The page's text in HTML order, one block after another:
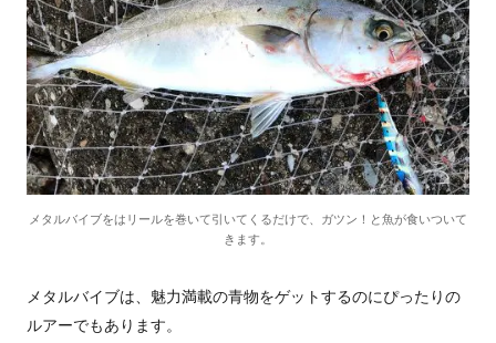
メタルバイブをはリールを巻いて引いてくるだけで、ガツン！と魚が食いついて
きます。
メタルバイブは、魅力満載の青物をゲットするのにぴったりの
ルアーでもあります。